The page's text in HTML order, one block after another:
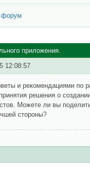
приложения.
12:08:57
и рекомендациями по
решения о
Можете ли вы
стороны?